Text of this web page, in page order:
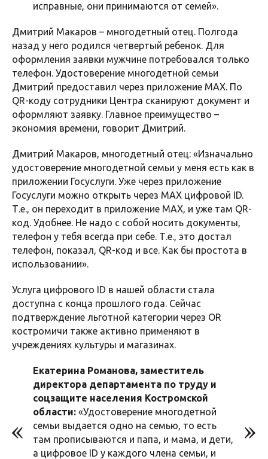
исправные, они принимаются от семей».
Дмитрий Макаров – многодетный отец. Полгода
назад у него родился четвертый ребенок. Для
оформления заявки мужчине потребовался только
телефон. Удостоверение многодетной семьи
Дмитрий предоставил через приложение MAX. По
QR-коду сотрудники Центра сканируют документ и
оформляют заявку. Главное преимущество –
экономия времени, говорит Дмитрий.
Дмитрий Макаров, многодетный отец: «Изначально
удостоверение многодетной семьи у меня есть как в
приложении Госуслуги. Уже через приложение
Госуслуги можно открыть через МАХ цифровой ID.
Т.е., он переходит в приложение МАХ, и уже там QR-
код. Удобнее. Не надо с собой носить документы,
телефон у тебя всегда при себе. Т.е., это достал
телефон, показал, QR-код и все. Как бы простота в
использовании».
Услуга цифрового ID в нашей области стала
доступна с конца прошлого года. Сейчас
подтверждение льготной категории через OR
костромичи также активно применяют в
учреждениях культуры и магазинах.
Екатерина Романова, заместитель
директора департамента по труду и
соцзащите населения Костромской
области: «Удостоверение многодетной
семьи выдается одно на семью, то есть
там прописываются и папа, и мама, и дети,
а цифровое ID у каждого члена семьи, и